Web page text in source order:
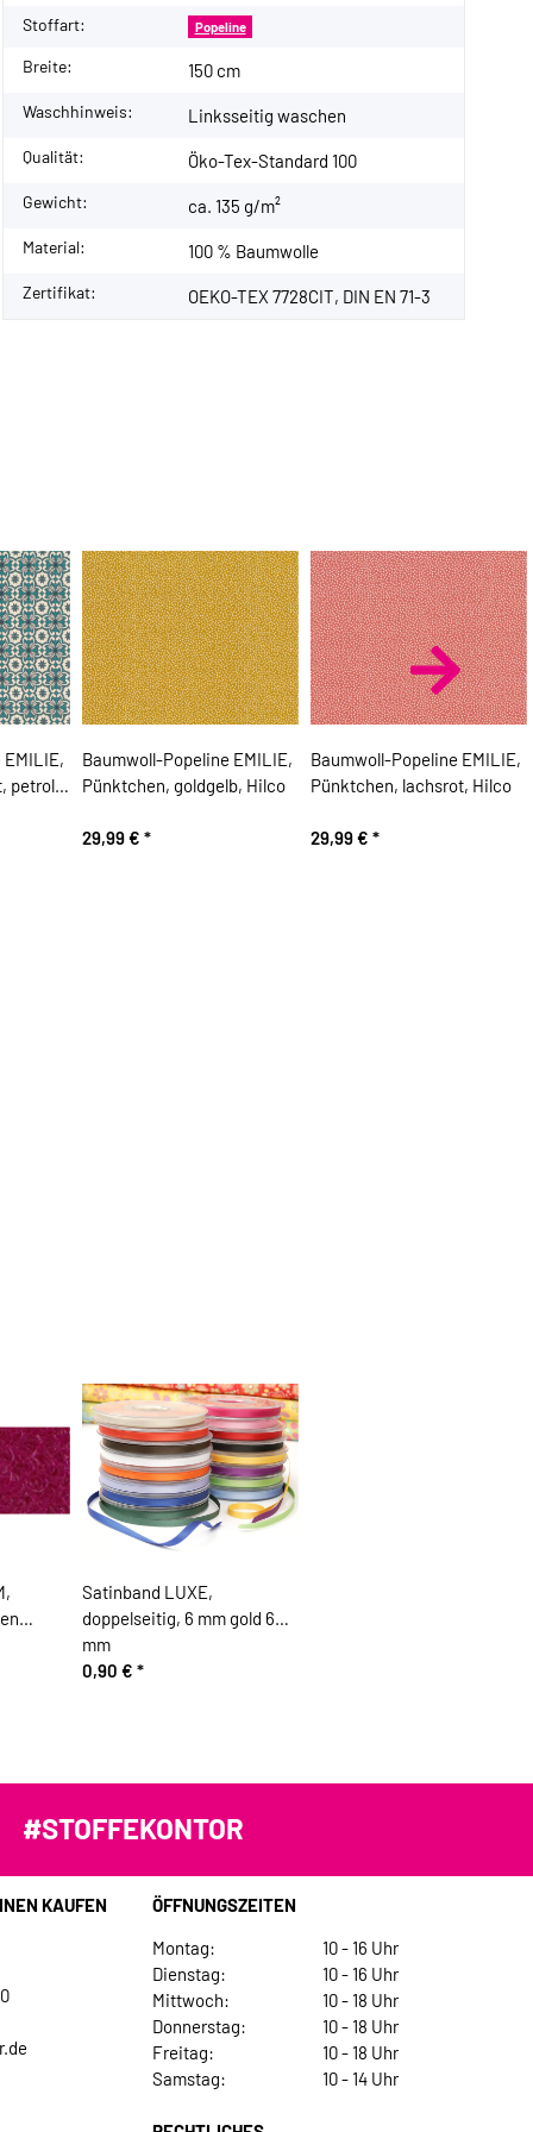
Stoffart: Popeline
Breite: 150 cm
Waschhinweis: Linksseitig waschen
Qualität: Öko-Tex-Standard 100
Gewicht: ca. 135 g/m²
Material: 100 % Baumwolle
Zertifikat: OEKO-TEX 7728CIT, DIN EN 71-3
petrol,
Baumwoll-Popeline EMILIE,
Pünktchen, goldgelb, Hilco
29,99 € *
Baumwoll-Popeline EMILIE,
Pünktchen, lachsrot, Hilco
29,99 € *
Satinband LUXE,
doppelseitig, 6 mm gold 6
mm
0,90 € *
#STOFFEKONTOR
KAUFEN
ÖFFNUNGSZEITEN
Montag:
10 - 16 Uhr
Dienstag:
10 - 16 Uhr
Mittwoch:
10 - 18 Uhr
Donnerstag:
10 - 18 Uhr
Freitag:
10 - 18 Uhr
Samstag:
10 - 14 Uhr